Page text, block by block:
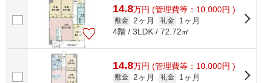
14.8万円 (管理費等：10,000円 )
敷金 2ヶ月 礼金
1ヶ月
4階 / 3LDK / 72.72㎡
14.8万円 (管理費等：10,000円 )
敷金 2ヶ月 礼金
1ヶ月